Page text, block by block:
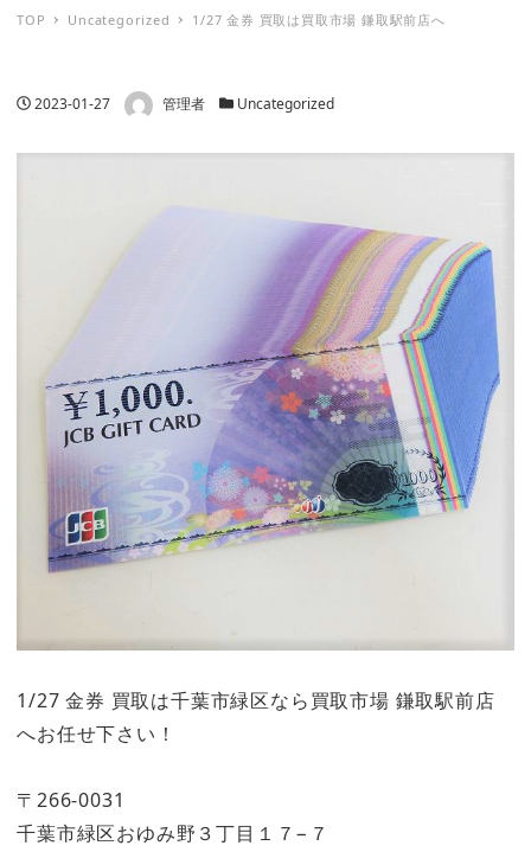
TOP Uncategorized 1/27 金券 買取は買取市場 鎌取駅前店へ
投稿日
2023-01-27 著者 管理者 カテゴリー
Uncategorized
1/27 金券 買取は千葉市緑区なら買取市場 鎌取駅前店
へお任せ下さい！
〒266-0031
千葉市緑区おゆみ野３丁目１７−７